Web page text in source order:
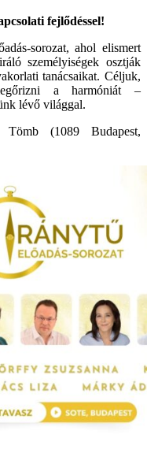
fejlődéssel!
sorozat, ahol elismert
személyiségek osztják
tanácsaikat. Céljuk,
a harmóniát –
lévő világgal.
(1089 Budapest,